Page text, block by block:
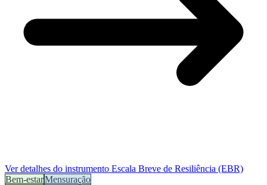
Ver detalhes do instrumento Escala Breve de Resiliência (EBR)
Bem-estarMensuração